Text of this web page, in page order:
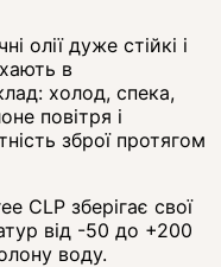
олії дуже стійкі і
в
холод, спека,
повітря і
зброї протягом
CLP зберігає свої
від -50 до +200
воду.